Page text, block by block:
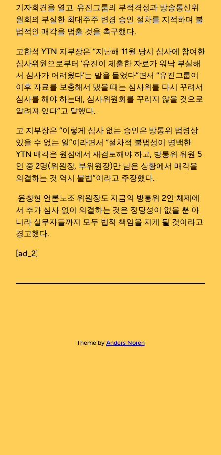
기자회견을 열고, 유진그룹의 부적격성과 방송통신위
원회의 부실한 최대주주 변경 승인 절차를 지적하며 불
법적인 매각을 멈출 것을 촉구했다.
고한석 YTN 지부장은 “지난해 11월 당시 심사에 참여한
심사위원으로부터 ‘유진이 제출한 자료가 워낙 부실해
서 심사가 어려웠다’는 말을 들었다”면서 “유진그룹이
이후 자료를 보충해서 냈을 때는 심사위를 다시 꾸려서
심사를 해야 하는데, 심사위원회를 꾸리지 않을 것으로
알려져 있다”고 말했다.
고 지부장은 “이렇게 심사 없는 승인은 방통위 법령상
있을 수 없는 일”이라면서 “절차적 불법성이 명백한
YTN 매각은 원점에서 재검토해야 하고, 방통위 위원 5
인 중 2명(위원장, 부위원장)만 남은 상황에서 매각을
의결하는 것 역시 불법”이라고 주장했다.
윤창현 언론노조 위원장도 지금의 방통위 2인 체제에
서 추가 심사 없이 의결하는 것은 정당성이 없을 뿐 아
니라 실무자들까지 모두 법적 책임을 지게 될 것이라고
경고했다.
[ad_2]
Theme by Anders Norén